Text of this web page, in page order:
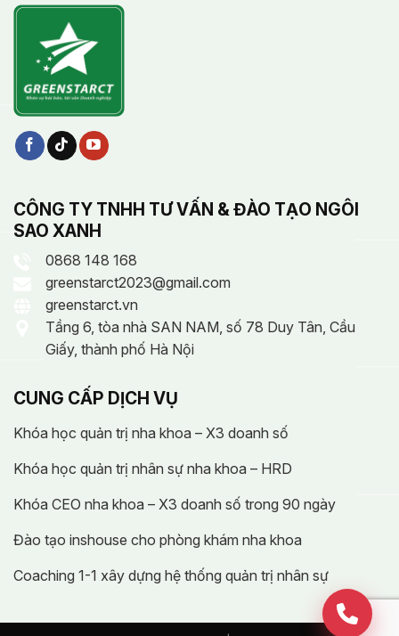
CÔNG TY TNHH TƯ VẤN & ĐÀO TẠO NGÔI
SAO XANH
0868 148 168
greenstarct2023@gmail.com
greenstarct.vn
Tầng 6, tòa nhà SAN NAM, số 78 Duy Tân, Cầu
Giấy, thành phố Hà Nội
CUNG CẤP DỊCH VỤ
Khóa học quản trị nha khoa – X3 doanh số
Khóa học quản trị nhân sự nha khoa – HRD
Khóa CEO nha khoa – X3 doanh số trong 90 ngày
Đào tạo inshouse cho phòng khám nha khoa
Coaching 1-1 xây dựng hệ thống quản trị nhân sự